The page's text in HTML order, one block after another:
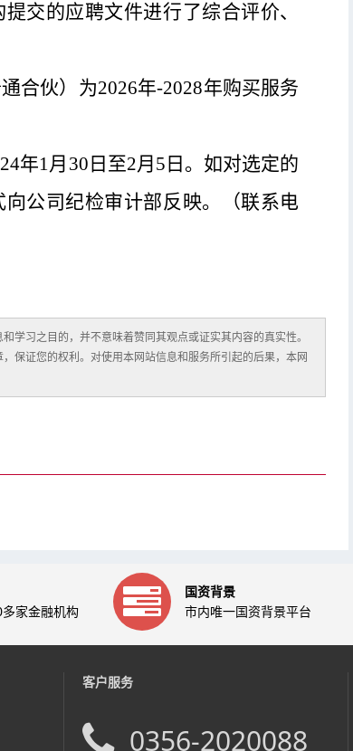
提交的应聘文件进行了综合评价、
合伙）为2026年-2028年购买服务
年1月30 日至2月 5 日。如对选定的
公司 纪检审计部反映。（联系电
学习之目的，并不意味着赞同其观点或证实其内容的真实性。
保证您的权利。对使用本网站信息和服务所引起的后果，本网
家金融机构
国资背景
市内唯一国资背景平台
客户服务
0356-2020088